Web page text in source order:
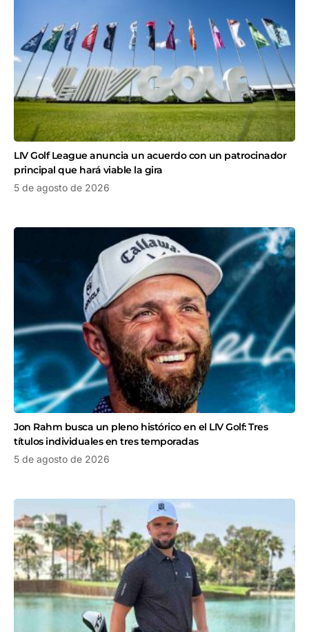
LIV Golf League anuncia un acuerdo con un patrocinador
principal que hará viable la gira
5 de agosto de 2026
Jon Rahm busca un pleno histórico en el LIV Golf: Tres
títulos individuales en tres temporadas
5 de agosto de 2026